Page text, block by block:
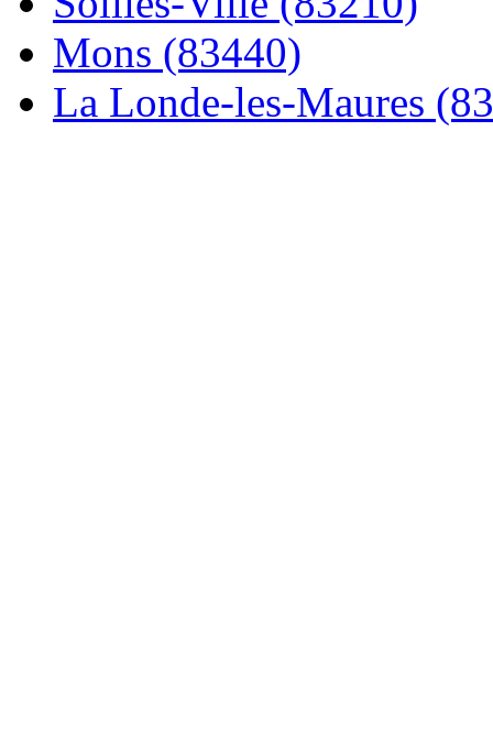
Mons (83440)
La Londe-les-Maures